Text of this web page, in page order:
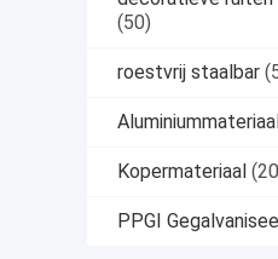
(50)
roestvrij staalbar
Aluminiummateriaal
Kopermateriaal
PPGI